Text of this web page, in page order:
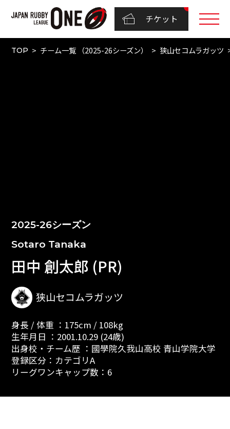
チケット
TOP チーム一覧 （2025-26シーズン） 狭山セコムラガッツ
2025-26シーズン
Sotaro Tanaka
田中 創太郎 (PR)
狭山セコムラガッツ
身長 / 体重 ：175cm / 108kg
生年月日 ：2001.10.29 (24歳)
出身校・チーム歴 ：國學院久我山高校 青山学院大学
登録区分：カテゴリA
リーグワンキャップ数：6